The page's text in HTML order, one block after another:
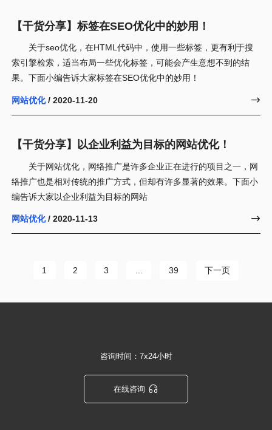
【干货分享】标签在SEO优化中的妙用！
关于seo优化，在HTML代码中，使用一些标签，更有利于搜
索引擎检索，适当布局一些优化标签，可能会产生意想不到的结
果。下面小编告诉大家标签在SEO优化中的妙用！
网站优化/ 2020-11-20 
【干货分享】以企业利益为目标的网站优化！
关于网站优化，网络推广是许多企业正在进行的项目之一，网
络推广也是相对传统的推广方式，但却有许多显著的效果。下面小
编告诉大家以企业利益为目标的网站
网站优化/ 2020-11-13 
1 2 3 ... 39 下一页
咨询时间：7x24小时
在线咨询 